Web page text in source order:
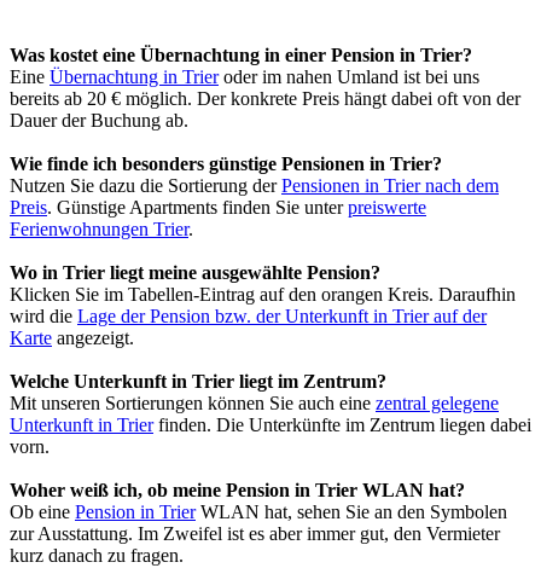
Was kostet eine Übernachtung in einer Pension in Trier?
Eine Übernachtung in Trieroder im nahen Umland ist bei uns
bereits ab 20 € möglich. Der konkrete Preis hängt dabei oft von der
Dauer der Buchung ab.
Wie finde ich besonders günstige Pensionen in Trier?
Nutzen Sie dazu die Sortierung derPensionen in Trier nach dem
Preis. Günstige Apartments finden Sie unterpreiswerte
Ferienwohnungen Trier.
Wo in Trier liegt meine ausgewählte Pension?
Klicken Sie im Tabellen-Eintrag auf den orangen Kreis. Daraufhin
wird die Lage der Pension bzw. der Unterkunft in Trier auf der
Karte angezeigt.
Welche Unterkunft in Trier liegt im Zentrum?
Mit unseren Sortierungen können Sie auch eine zentral gelegene
Unterkunft in Trierfinden. Die Unterkünfte im Zentrum liegen dabei
vorn.
Woher weiß ich, ob meine Pension in Trier WLAN hat?
Ob eine Pension in TrierWLAN hat, sehen Sie an den Symbolen
zur Ausstattung. Im Zweifel ist es aber immer gut, den Vermieter
kurz danach zu fragen.